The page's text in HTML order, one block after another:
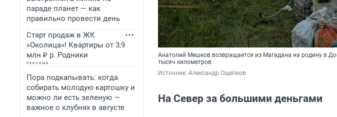
параде планет — как
правильно провести день
Старт продаж в ЖК
«Околица»! Квартиры от 3,9
млн ₽ р. Родники
Пора подкапывать: когда
собирать молодую картошку и
можно ли есть зеленую —
важное о клубнях в августе
Анатолий Мешков возвращается из Магадана на родину в
тысяч километров
Источник: Александр Ощепков
На Север за большими деньгами